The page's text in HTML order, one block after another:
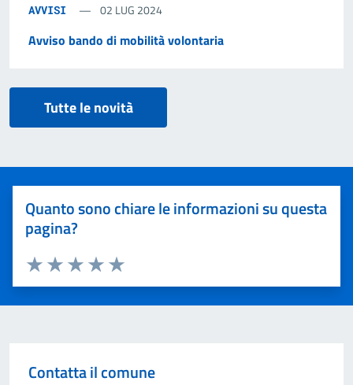
AVVISI 02 LUG 2024
Avviso bando di mobilità volontaria
Tutte le novità
Quanto sono chiare le informazioni su questa
pagina?
Valuta 5 stelle su 5
Valuta 4 stelle su 5
Valuta 3 stelle su 5
Valuta 2 stelle su 5
Valuta 1 stelle su 5
Contatta il comune